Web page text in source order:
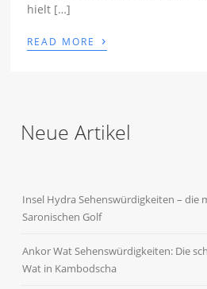
hielt […]
READ MORE ›
Neue Artikel
Insel Hydra Sehenswürdigkeiten – die
Saronischen Golf
Ankor Wat Sehenswürdigkeiten: Die
Wat in Kambodscha